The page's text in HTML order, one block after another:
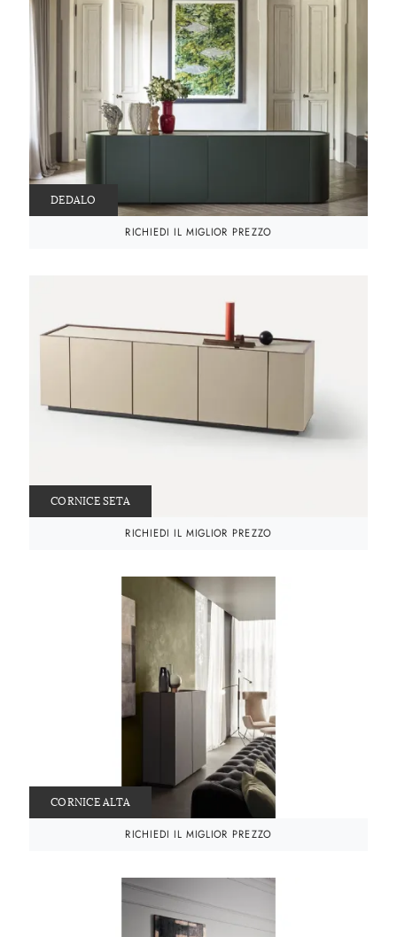
DEDALO
RICHIEDI IL MIGLIOR PREZZO
CORNICE SETA
RICHIEDI IL MIGLIOR PREZZO
CORNICE ALTA
RICHIEDI IL MIGLIOR PREZZO